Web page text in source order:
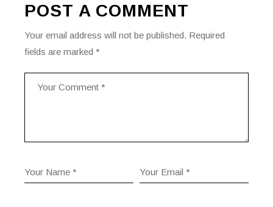
POST A COMMENT
Your email address will not be published. Required
fields are marked*